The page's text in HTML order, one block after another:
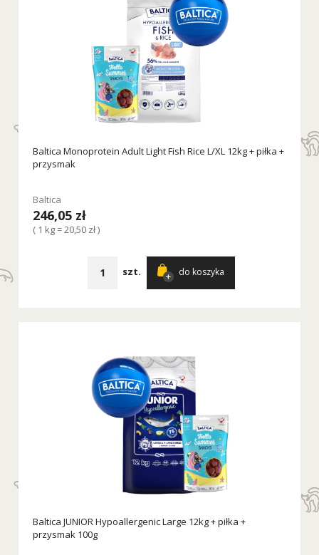
Baltica Monoprotein Adult Light Fish Rice L/XL 12kg + piłka +
przysmak
Baltica
246,05 zł
( 1 kg = 20,50 zł )
szt. do koszyka
Baltica JUNIOR Hypoallergenic Large 12kg + piłka +
przysmak 100g